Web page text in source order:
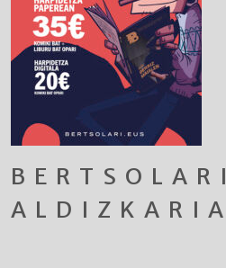
BERTSOLARI
ALDIZKARIA